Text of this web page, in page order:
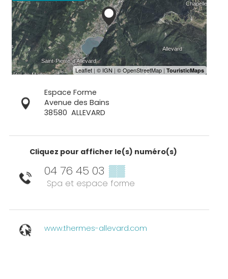
Espace Forme
Avenue des Bains
38580 ALLEVARD
Cliquez pour afficher le(s) numéro(s)
04 76 45 03 ▒▒
Spa et espace forme
www.thermes-allevard.com